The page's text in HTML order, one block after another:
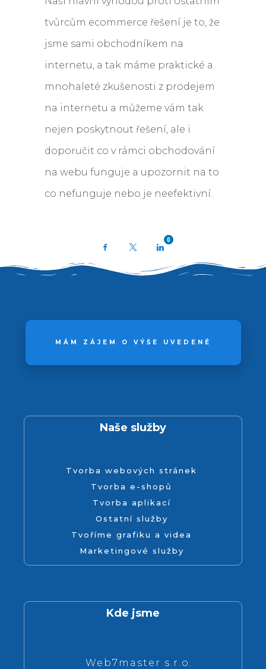
tvůrcům ecommerce řešení je to, že
jsme sami obchodníkem na
internetu, a tak máme praktické a
mnohaleté zkušenosti z prodejem
na internetu a můžeme vám tak
nejen poskytnout řešení, ale i
doporučit co v rámci obchodování
na webu funguje a upozornit na to
co nefunguje nebo je neefektivní.
Facebook
0
MÁM ZÁJEM O VÝŠE UVEDENÉ
Naše služby
Tvorba webových stránek
Tvorba e-shopů
Tvorba aplikací
Ostatní služby
Tvoříme grafiku a videa
Marketingové služby
Kde jsme
Web7master s.r.o.